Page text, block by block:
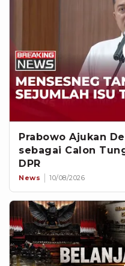
Prabowo Ajukan
sebagai Calon
DPR
News 10/08/2026